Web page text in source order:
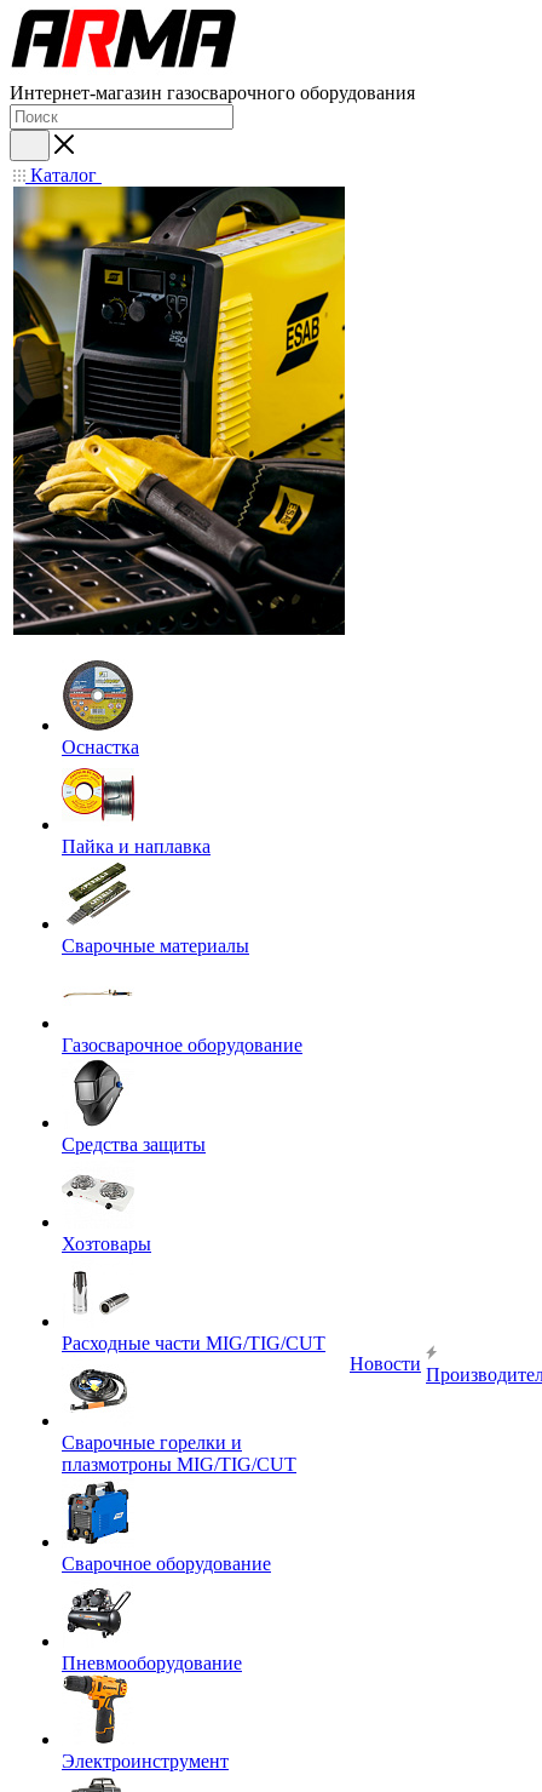
Интернет-магазин газосварочного оборудования
Каталог
Оснастка
Пайка и наплавка
Сварочные материалы
Газосварочное оборудование
Средства защиты
Хозтовары
Расходные части MIG/TIG/CUT
Сварочные горелки и
плазмотроны MIG/TIG/CUT
Сварочное оборудование
Пневмооборудование
Электроинструмент
Новости